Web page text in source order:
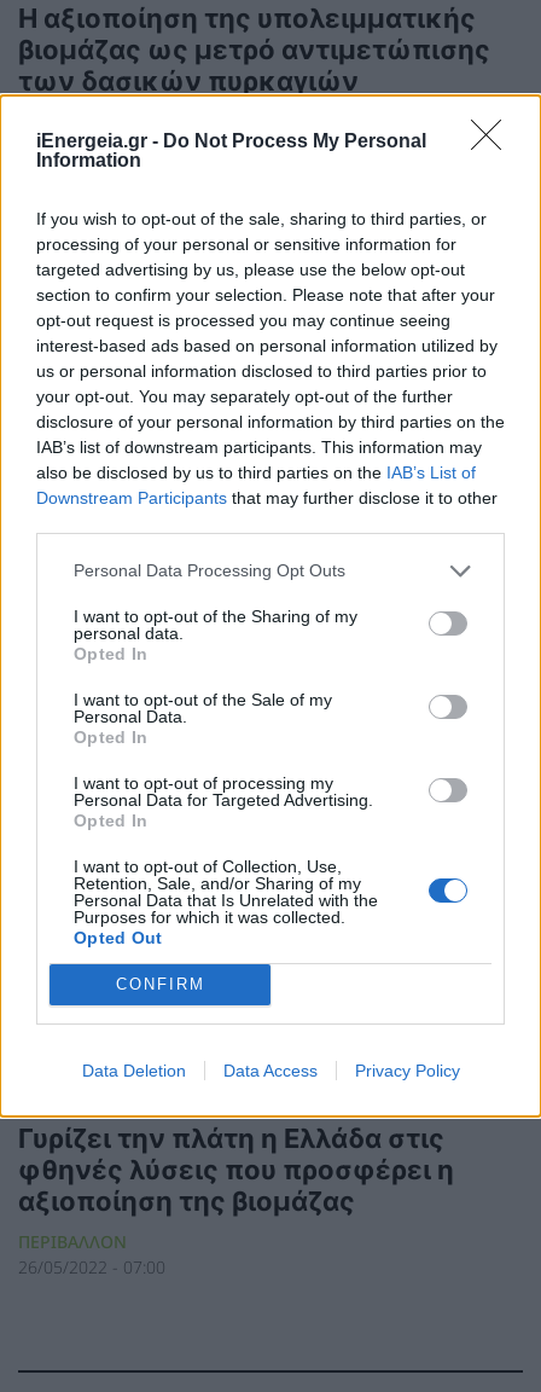
iEnergeia.gr - Do Not Process My Personal
Information
If you wish to opt-out of the sale, sharing to third parties, or
processing of your personal or sensitive information for
targeted advertising by us, please use the below opt-out
section to confirm your selection. Please note that after your
opt-out request is processed you may continue seeing
interest-based ads based on personal information utilized by
us or personal information disclosed to third parties prior to
your opt-out. You may separately opt-out of the further
disclosure of your personal information by third parties on the
IAB’s list of downstream participants. This information may
also be disclosed by us to third parties on the IAB’s List of
Downstream Participants that may further disclose it to other
Personal Data Processing Opt Outs
I want to opt-out of the Sharing of my
personal data.
Opted In
I want to opt-out of the Sale of my
Personal Data.
Opted In
I want to opt-out of processing my
Personal Data for Targeted Advertising.
Opted In
I want to opt-out of Collection, Use,
Retention, Sale, and/or Sharing of my
Personal Data that Is Unrelated with the
Purposes for which it was collected.
Opted Out
CONFIRM
Data Deletion Data Access Privacy Policy
Η αξιοποίηση της υπολειμματικής
βιομάζας ως μετρό αντιμετώπισης
των δασικών πυρκαγιών
25/07/2022 - 07:39
Αναγκαία μία ολιστική προσέγγιση
για την προώθηση νέων
τεχνολογιών ενέργειας
27/05/2022 - 08:18
Γυρίζει την πλάτη η Ελλάδα στις
φθηνές λύσεις που προσφέρει η
αξιοποίηση της βιομάζας
ΠΕΡΙΒΑΛΛΟΝ
26/05/2022 - 07:00